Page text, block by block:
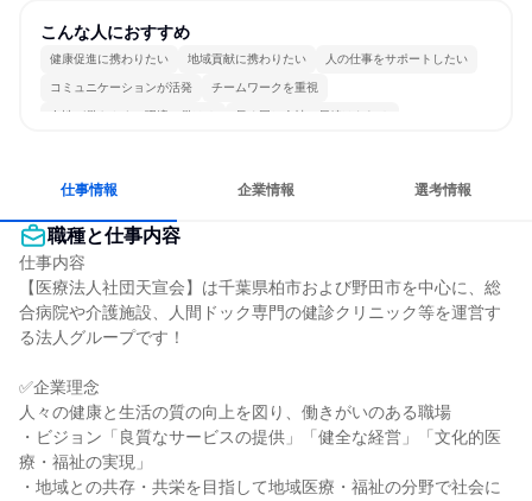
こんな人におすすめ
健康促進に携わりたい 地域貢献に携わりたい 人の仕事をサポートしたい
コミュニケーションが活発 チームワークを重視
女性が働きやすい環境で働ける 長く同じ会社に居続けられる
仕事情報 企業情報 選考情報
職種と仕事内容
仕事内容
【医療法人社団天宣会】は千葉県柏市および野田市を中心に、総
合病院や介護施設、人間ドック専門の健診クリニック等を運営す
る法人グループです！
✅企業理念
人々の健康と生活の質の向上を図り、働きがいのある職場
・ビジョン「良質なサービスの提供」「健全な経営」「文化的医
療・福祉の実現」
・地域との共存・共栄を目指して地域医療・福祉の分野で社会に